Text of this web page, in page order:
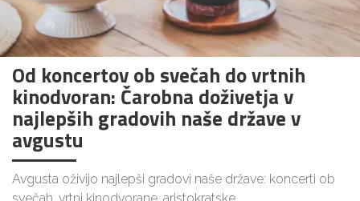
Od koncertov ob svečah do vrtnih
kinodvoran: Čarobna doživetja v
najlepših gradovih naše države v
avgustu
Avgusta oživijo najlepši gradovi naše države: koncerti ob